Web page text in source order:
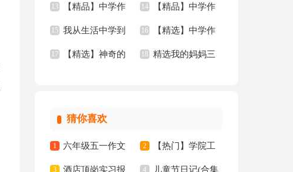
文四篇 年的作文3篇
13 【精品】中学作
文400字九篇
14 【精品】中学作
文汇总九篇
15 我从生活中学到
了语文作文(15篇)
16 【精选】中学作
文600字合集8篇
17 【精选】神奇的 18 精选我的妈妈三
猜你喜欢
1 六年级五一作文
300字集锦7篇
2 【热门】学院工
作计划四篇
3 酒店顶岗实习报 4 儿童节日记(合集